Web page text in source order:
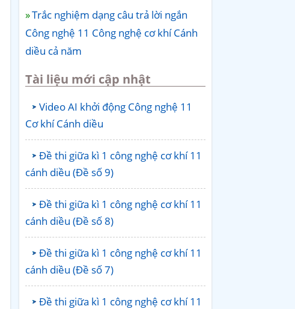
Trắc nghiệm dạng câu trả lời ngắn
Công nghệ 11 Công nghệ cơ khí Cánh
diều cả năm
Tài liệu mới cập nhật
Video AI khởi động Công nghệ 11
Cơ khí Cánh diều
Đề thi giữa kì 1 công nghệ cơ khí 11
cánh diều (Đề số 9)
Đề thi giữa kì 1 công nghệ cơ khí 11
cánh diều (Đề số 8)
Đề thi giữa kì 1 công nghệ cơ khí 11
cánh diều (Đề số 7)
Đề thi giữa kì 1 công nghệ cơ khí 11